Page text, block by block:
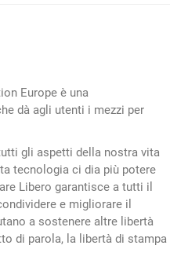
Europe è una
dà agli utenti i mezzi per
gli aspetti della nostra vita
tecnologia ci dia più potere
Libero garantisce a tutti il
e migliorare il
a sostenere altre libertà
di parola, la libertà di stampa